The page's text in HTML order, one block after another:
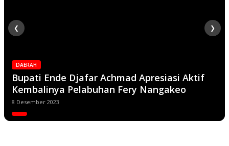
DAERAH
Bupati Ende Djafar Achmad Apresiasi Aktif
Kembalinya Pelabuhan Fery Nangakeo
8 Desember 2023
❮ ❯